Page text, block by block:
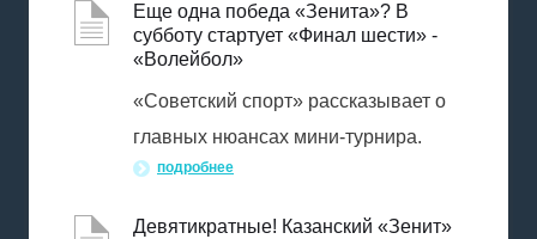
Еще одна победа «Зенита»? В
субботу стартует «Финал шести» -
«Волейбол»
«Советский спорт» рассказывает о
главных нюансах мини-турнира.
подробнее
Девятикратные! Казанский «Зенит»